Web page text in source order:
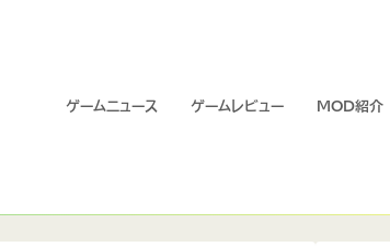
ゲームニュース ゲームレビュー MOD紹介